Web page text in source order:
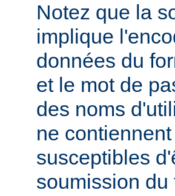
Notez que la
implique
données du
et le mot de
des noms
ne
susceptibles
soumission